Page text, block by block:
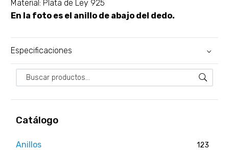
Catálogo
Anillos 123
Material: Plata de Ley 925
En la foto es el anillo de abajo del dedo.
Especificaciones